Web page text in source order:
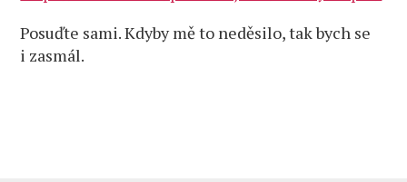
Posuďte sami. Kdyby mě to neděsilo, tak bych se
i zasmál.